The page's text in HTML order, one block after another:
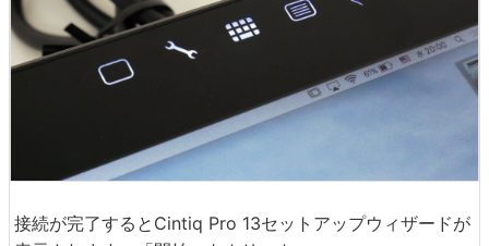
接続が完了するとCintiq Pro 13セットアップウィザードが